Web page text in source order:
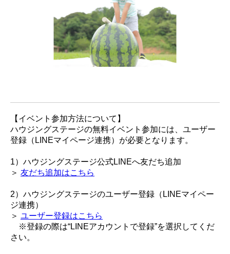
【イベント参加方法について】
ハウジングステージの無料イベント参加には、ユーザー
登録（LINEマイページ連携）が必要となります。
1）ハウジングステージ公式LINEへ友だち追加
＞ 友だち追加はこちら
2）ハウジングステージのユーザー登録（LINEマイペー
ジ連携）
＞ ユーザー登録はこちら
※登録の際は“LINEアカウントで登録”を選択してくだ
さい。